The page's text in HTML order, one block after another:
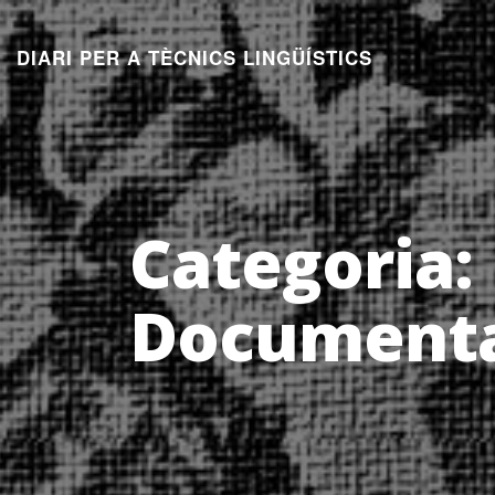
Aneu
al
contingut
DIARI PER A TÈCNICS LINGÜÍSTICS
Categoria: